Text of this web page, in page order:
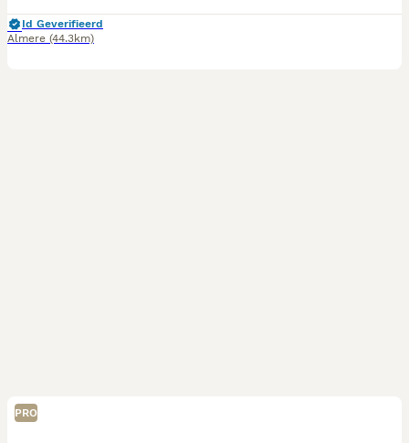
Id Geverifieerd
Almere (44.3km)
PRO